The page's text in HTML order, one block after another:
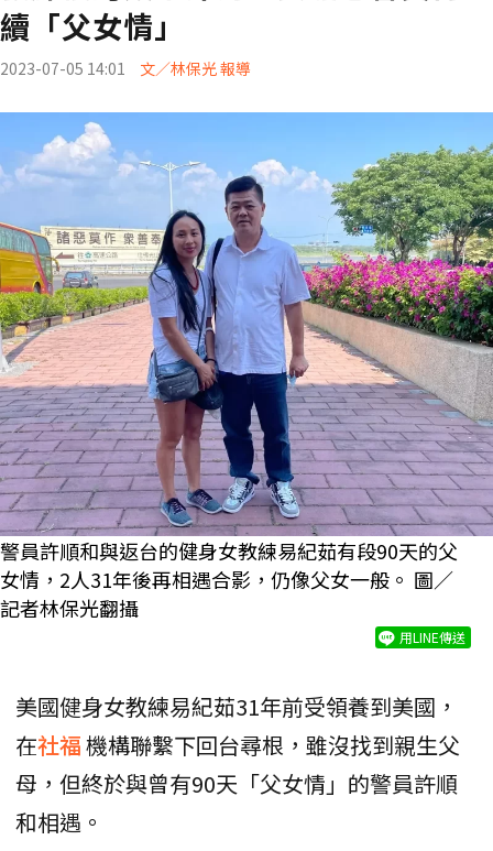
續「父女情」
2023-07-05 14:01 文／林保光 報導
警員許順和與返台的健身女教練易紀茹有段90天的父
女情，2人31年後再相遇合影，仍像父女一般。 圖／
記者林保光翻攝
用LINE傳送
美國健身女教練易紀茹31年前受領養到美國，
在社福機構聯繫下回台尋根，雖沒找到親生父
母，但終於與曾有90天「父女情」的警員許順
和相遇。